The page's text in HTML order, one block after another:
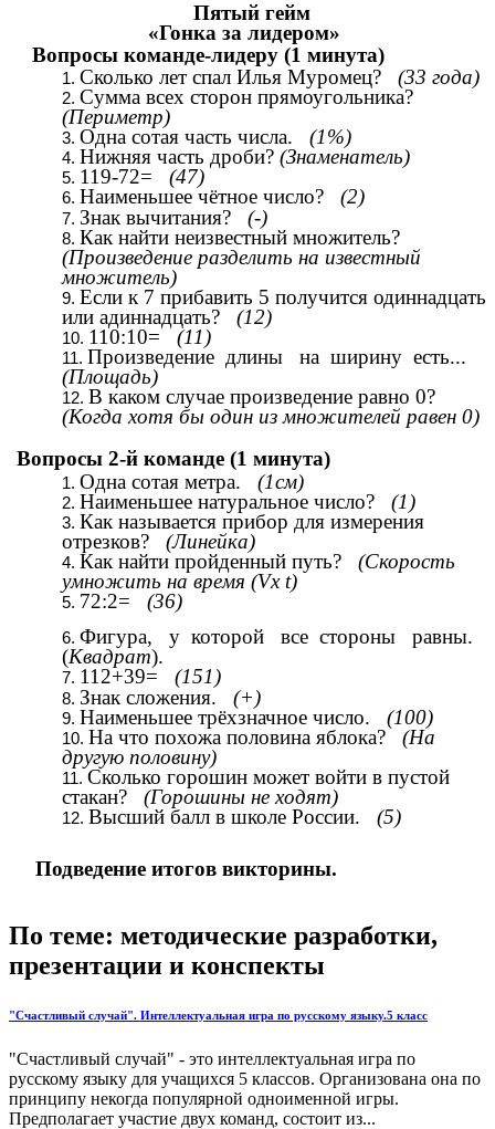
Пятый гейм
«Гонка за лидером»
Вопросы команде-лидеру (1 минута)
Сколько лет спал Илья Муромец? (33 года)
Сумма всех сторон прямоугольника?
(Периметр)
Одна сотая часть числа. (1%)
Нижняя часть дроби? (Знаменатель)
119-72= (47)
Наименьшее чётное число? (2)
Знак вычитания? (-)
Как найти неизвестный множитель?
(Произведение разделить на известный
множитель)
Если к 7 прибавить 5 получится одиннадцать
или адиннадцать? (12)
110:10=(11)
Произведение длины на ширину есть...
(Площадь)
В каком случае произведение равно 0?
(Когда хотя бы один из множителей равен 0)
Вопросы 2-й команде (1 минута)
Одна сотая метра. (1см)
Наименьшее натуральное число? (1)
Как называется прибор для измерения
отрезков? (Линейка)
Как найти пройденный путь? (Скорость
умножить на время (Vx t)
72:2= (36)
Фигура, у которой все стороны равны.
(Квадрат).
112+39= (151)
Знак сложения. (+)
Наименьшее трёхзначное число. (100)
На что похожа половина яблока? (На
другую половину)
Сколько горошин может войти в пустой
стакан? (Горошины не ходят)
Высший балл в школе России. (5)
Подведение итогов викторины.
По теме: методические разработки,
презентации и конспекты
"Счастливый случай". Интеллектуальная игра по русскому языку.5 класс
"Счастливый случай" - это интеллектуальная игра по
русскому языку для учащихся 5 классов. Организована она по
принципу некогда популярной одноименной игры.
Предполагает участие двух команд, состоит из...